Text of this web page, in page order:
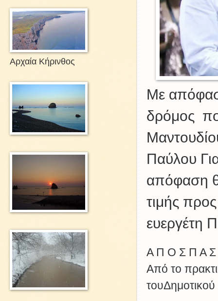
Με
δρόμος
Παύλου
απόφαση
τιμής
ευεργέτη
Α Π Ο Σ Π Α
Από το
Αρχαία Κήρινθος